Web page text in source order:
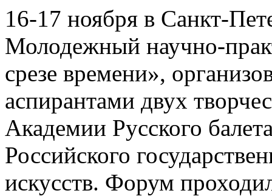
16-17 ноября в Санкт-
Молодежный научно-
срезе времени»,
аспирантами двух
Академии Русского
Российского
искусств. Форум